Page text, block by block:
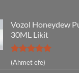
Vozol Honeydew
30ML Likit
5 üzerinden
5
(Ahmet efe)